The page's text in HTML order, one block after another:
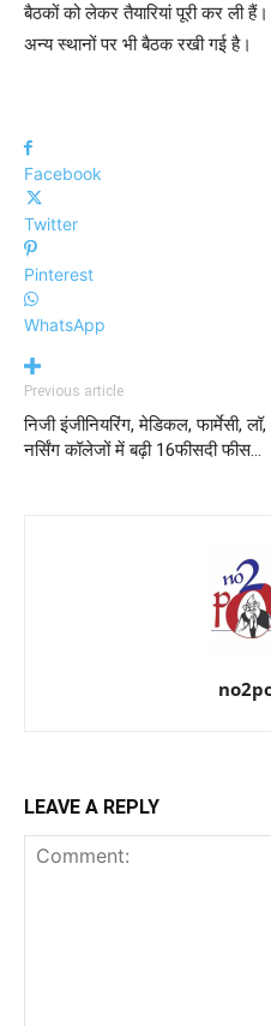
बैठकों को लेकर तैयारियां पूरी कर ली
अन्य स्थानों पर भी बैठक रखी गई है।
Facebook
Twitter
Pinterest
WhatsApp
Previous article
निजी इंजीनियरिंग, मेडिकल, फार्मेसी, लॉ,
नर्सिंग कॉलेजों में बढ़ी 16फीसदी फीस…
LEAVE A REPLY